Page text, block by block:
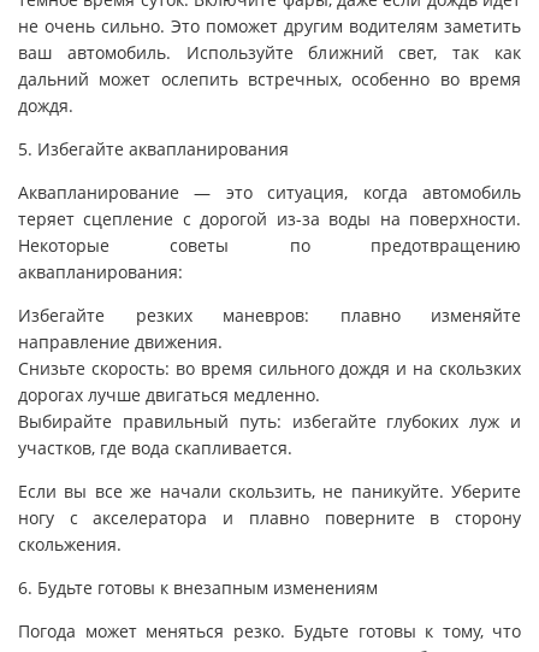
не очень сильно. Это поможет другим водителям заметить
ваш автомобиль. Используйте ближний свет, так как
дальний может ослепить встречных, особенно во время
дождя.
5. Избегайте аквапланирования
Аквапланирование — это ситуация, когда автомобиль
теряет сцепление с дорогой из-за воды на поверхности.
Некоторые советы по предотвращению
аквапланирования:
Избегайте резких маневров: плавно изменяйте
направление движения.
Снизьте скорость: во время сильного дождя и на скользких
дорогах лучше двигаться медленно.
Выбирайте правильный путь: избегайте глубоких луж и
участков, где вода скапливается.
Если вы все же начали скользить, не паникуйте. Уберите
ногу с акселератора и плавно поверните в сторону
скольжения.
6. Будьте готовы к внезапным изменениям
Погода может меняться резко. Будьте готовы к тому, что